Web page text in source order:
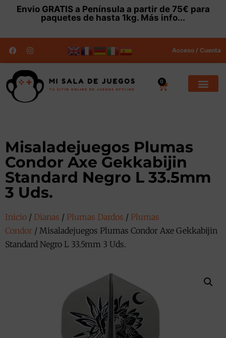
Envio GRATISa Península a partir de 75€ para
paquetes de hasta 1kg. Más info...
Acceso / Cuenta
0
Misaladejuegos Plumas
Condor Axe Gekkabijin
Standard Negro L 33.5mm
3 Uds.
Inicio / Dianas / Plumas Dardos / Plumas
Condor / Misaladejuegos Plumas Condor Axe Gekkabijin
Standard Negro L 33.5mm 3 Uds.